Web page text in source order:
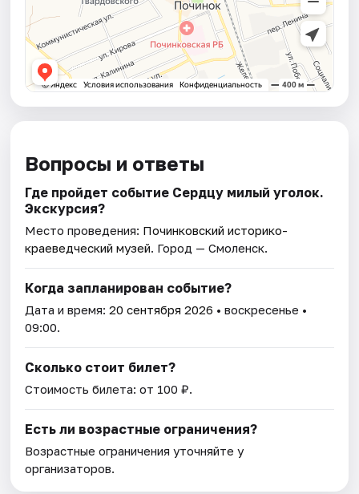
Вопросы и ответы
Где пройдет событие Сердцу милый уголок.
Экскурсия?
Место проведения: Починковский историко-
краеведческий музей. Город — Смоленск.
Когда запланирован событие?
Дата и время:20 сентября 2026 • воскресенье •
09:00.
Сколько стоит билет?
Стоимость билета: от 100 ₽.
Есть ли возрастные ограничения?
Возрастные ограничения уточняйте у
организаторов.